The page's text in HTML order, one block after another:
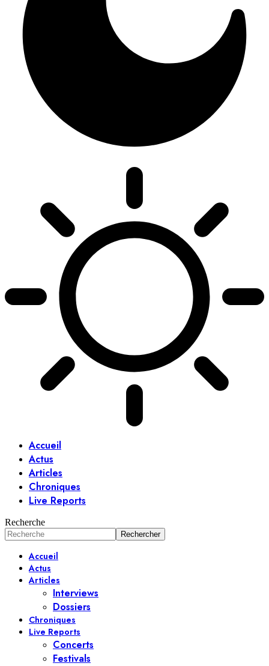
Accueil
Actus
Articles
Chroniques
Live Reports
Recherche
Accueil
Actus
Articles
Interviews
Dossiers
Chroniques
Live Reports
Concerts
Festivals